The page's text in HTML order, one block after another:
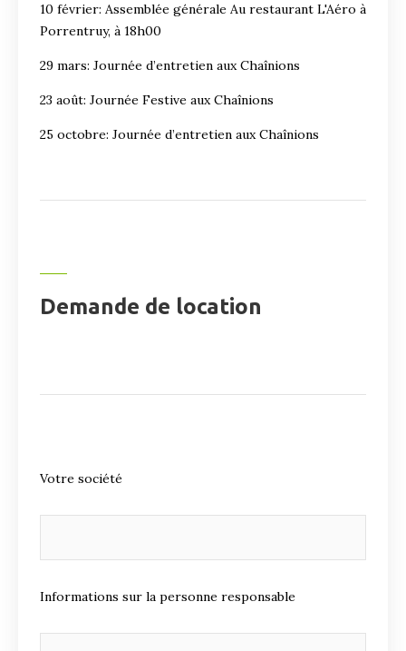
10 février: Assemblée générale Au restaurant L'Aéro à
Porrentruy, à 18h00
29 mars: Journée d’entretien aux Chaînions
23 août: Journée Festive aux Chaînions
25 octobre: Journée d’entretien aux Chaînions
Demande de location
Votre société
Informations sur la personne responsable